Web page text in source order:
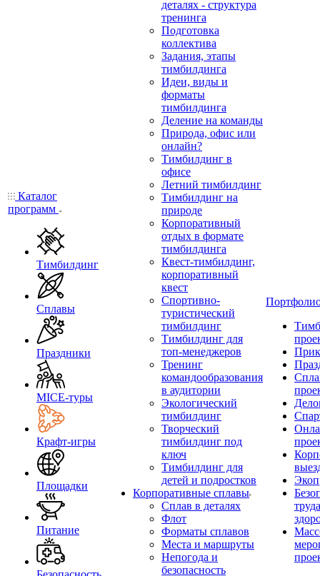
Каталог
программ
Тимбилдинг
Сплавы
Праздники
MICE‑туры
Крафт-игры
Площадки
Питание
деталях - структура
тренинга
Подготовка
коллектива
Задания, этапы
тимбилдинга
Идеи, виды и
форматы
тимбилдинга
Деление на команды
Природа, офис или
онлайн?
Тимбилдинг в
офисе
Летний тимбилдинг
Тимбилдинг на
природе
Корпоративный
отдых в формате
тимбилдинга
Квест-тимбилдинг,
корпоративный
квест
Спортивно-
туристический
тимбилдинг
Тимбилдинг для
топ-менеджеров
Тренинг
командообразования
в аудитории
Экологический
тимбилдинг
Творческий
тимбилдинг под
ключ
Тимбилдинг для
детей и подростков
Корпоративные сплавы
Сплав в деталях
Флот
Форматы сплавов
Места и маршруты
Непогода и
безопасность